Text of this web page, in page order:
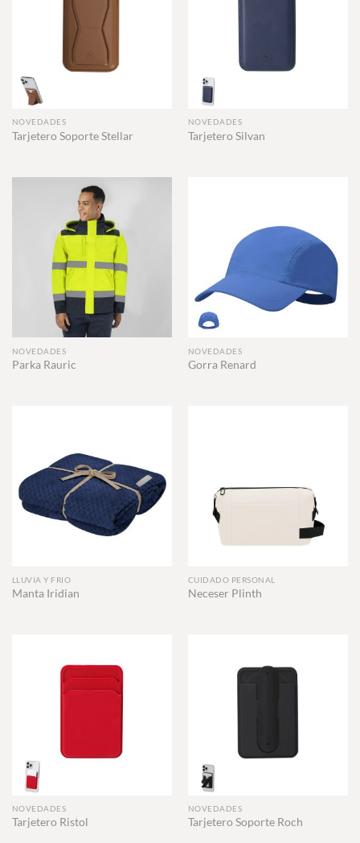
NOVEDADES
Tarjetero Soporte Stellar
NOVEDADES
Tarjetero Silvan
NOVEDADES
Parka Rauric
NOVEDADES
Gorra Renard
LLUVIA Y FRIO
Manta Iridian
CUIDADO PERSONAL
Neceser Plinth
NOVEDADES
Tarjetero Ristol
NOVEDADES
Tarjetero Soporte Roch